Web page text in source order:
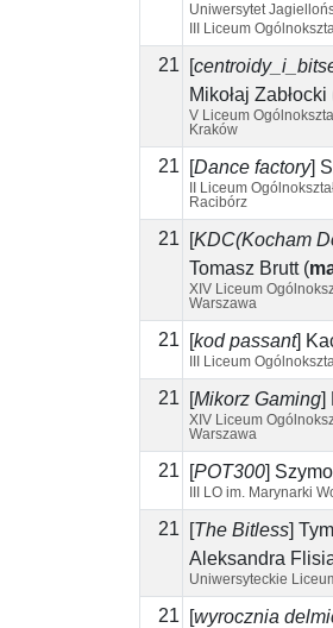
Uniwersytet
III Liceum
21 [
Mikołaj Zabłocki
V Liceum
Kraków
21 [Dance factory]
II Liceum
Racibórz
21 [KDC(Kocham
Tomasz Brutt(
XIV Liceum
Warszawa
21 [kod passant]
III Liceum
21 [Mikorz Gaming]
XIV Liceum
Warszawa
21 [POT300]
III LO im. Marynarki
21 [The Bitless]
Aleksandra
Uniwersyteckie
21 [wyrocznia